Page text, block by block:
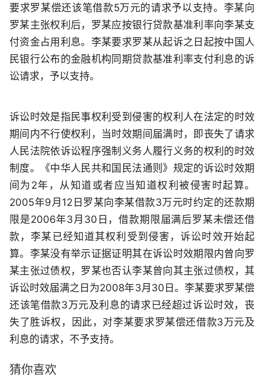
要求罗某偿还该笔借款5万元的请求予以支持。李某向
罗某主张权利后，罗某应按银行贷款基准利率向李某支
付资金占用利息。李某要求罗某从起诉之日起按中国人
民银行公布的金融机构同期贷款基准利率支付利息的诉
讼请求，予以支持。
诉讼时效是指民事权利受到侵害的权利人在法定的时效
期间内不行使权利，当时效期间届满时，即丧失了请求
人民法院依诉讼程序强制义务人履行义务的权利的时效
制度。《中华人民共和国民法通则》规定的诉讼时效期
间为2年，从知道或者应当知道权利被侵害时起算。
2005年9月12日罗某向李某借款3万元时约定的还款期
限是2006年3月30日，借款期限届满后罗某未偿还借
款，李某已经知道其权利受到侵害，诉讼时效开始起
算。李某没有举示证据证明其在诉讼时效期限内曾向罗
某主张过债权，罗某也否认李某曾向其主张过债权，其
诉讼时效届满之日为2008年3月30日。李某要求罗某偿
还该笔借款3万元及利息的请求已经超过诉讼时效，丧
失了胜诉权，因此，对李某要求罗某偿还借款3万元及
利息的请求，不予支持。
猜你喜欢